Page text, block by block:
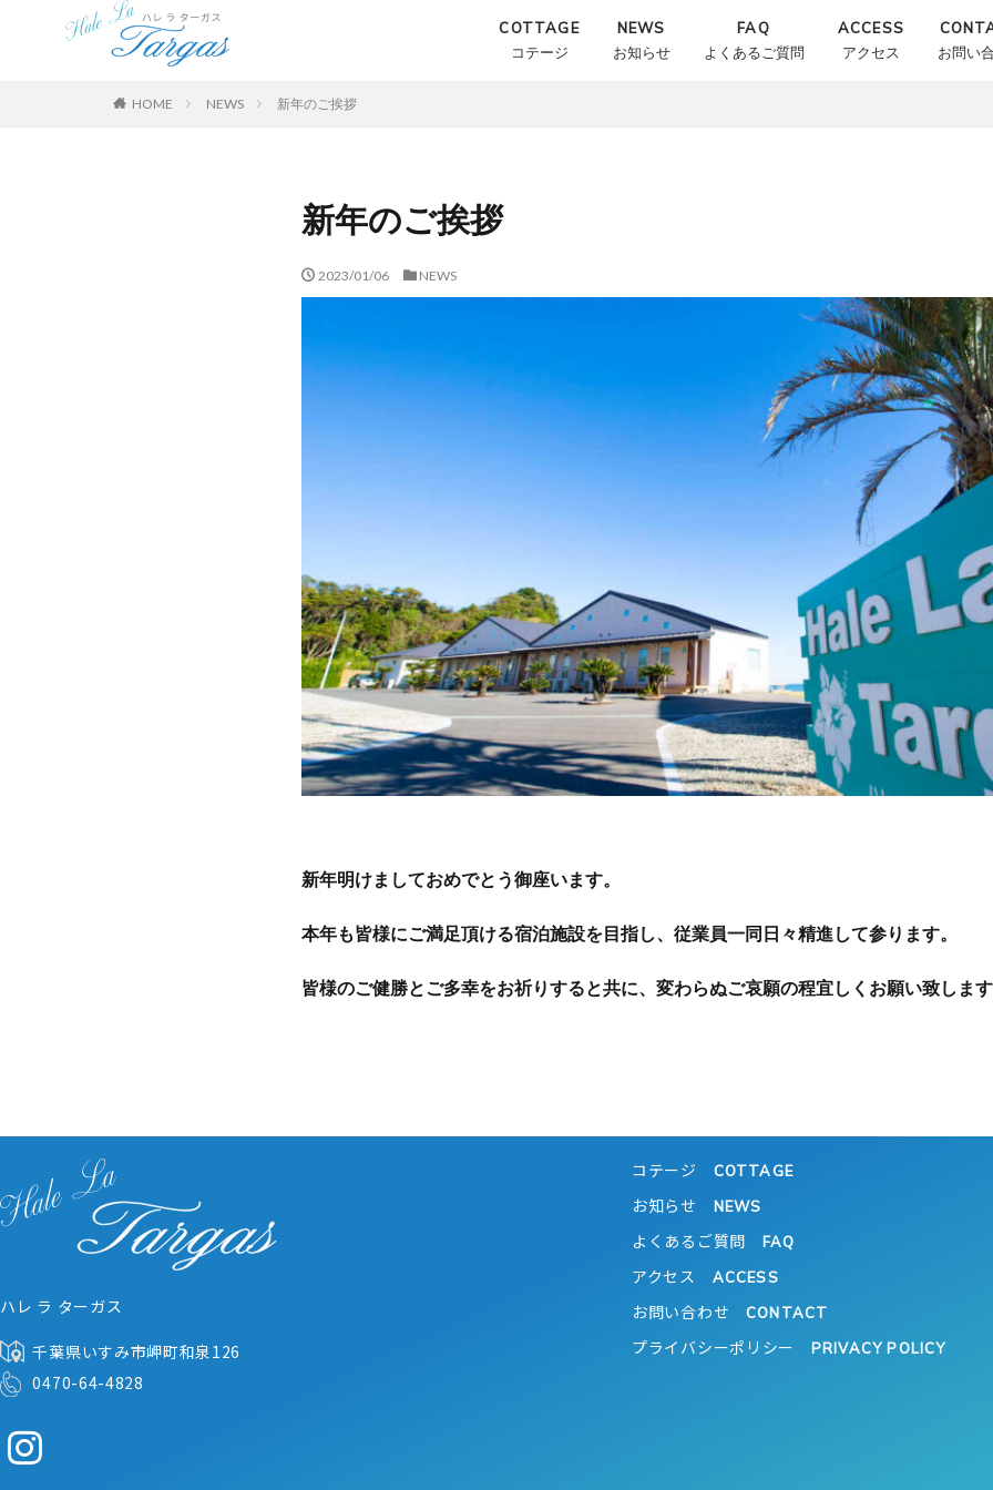
COTTAGE
コテージ
NEWS
お知らせ
FAQ
よくあるご質問
ACCESS
アクセス お問い
HOME NEWS 新年のご挨拶
新年のご挨拶
2023/01/06 NEWS
新年明けましておめでとう御座います。
本年も皆様にご満足頂ける宿泊施設を目指し、従業員一同日々精進して参ります。
皆様のご健勝とご多幸をお祈りすると共に、変わらぬご哀願の程宜しくお願い致しま
ハレ ラ ターガス
千葉県いすみ市岬町和泉126
0470-64-4828
コテージ COTTAGE
お知らせ NEWS
よくあるご質問 FAQ
アクセス ACCESS
お問い合わせ CONTACT
プライバシーポリシー PRIVACY POLICY